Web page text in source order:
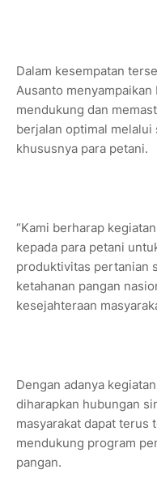
Dalam kesempatan
Ausanto
mendukung dan
berjalan optimal melalui
khususnya para petani.
“Kami berharap
kepada para petani
produktivitas pertanian
ketahanan pangan
kesejahteraan
Dengan adanya
diharapkan hubungan
masyarakat dapat terus
mendukung program
pangan.